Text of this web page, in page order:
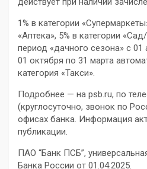
1% в категории
«Аптека», 5% в категории
период «дачного сезона» с 01
01 октября по 31 марта
категория «Такси».
Подробнее — на psb.ru, по
(круглосуточно, звонок по
офисах банка. Информация
публикации.
ПАО “Банк ПСБ”, у
Банка России от 01.04.2025.